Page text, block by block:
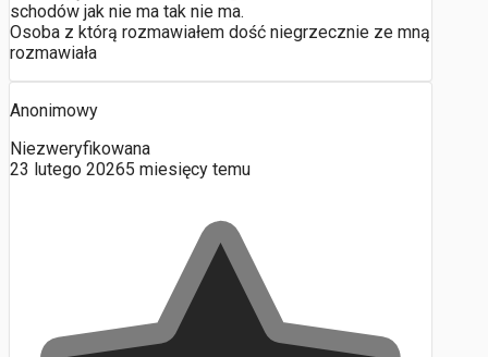
schodów jak nie ma tak nie ma.
Osoba z którą rozmawiałem dość niegrzecznie ze mną
rozmawiała
Anonimowy
Niezweryfikowana
23 lutego 20265 miesięcy temu